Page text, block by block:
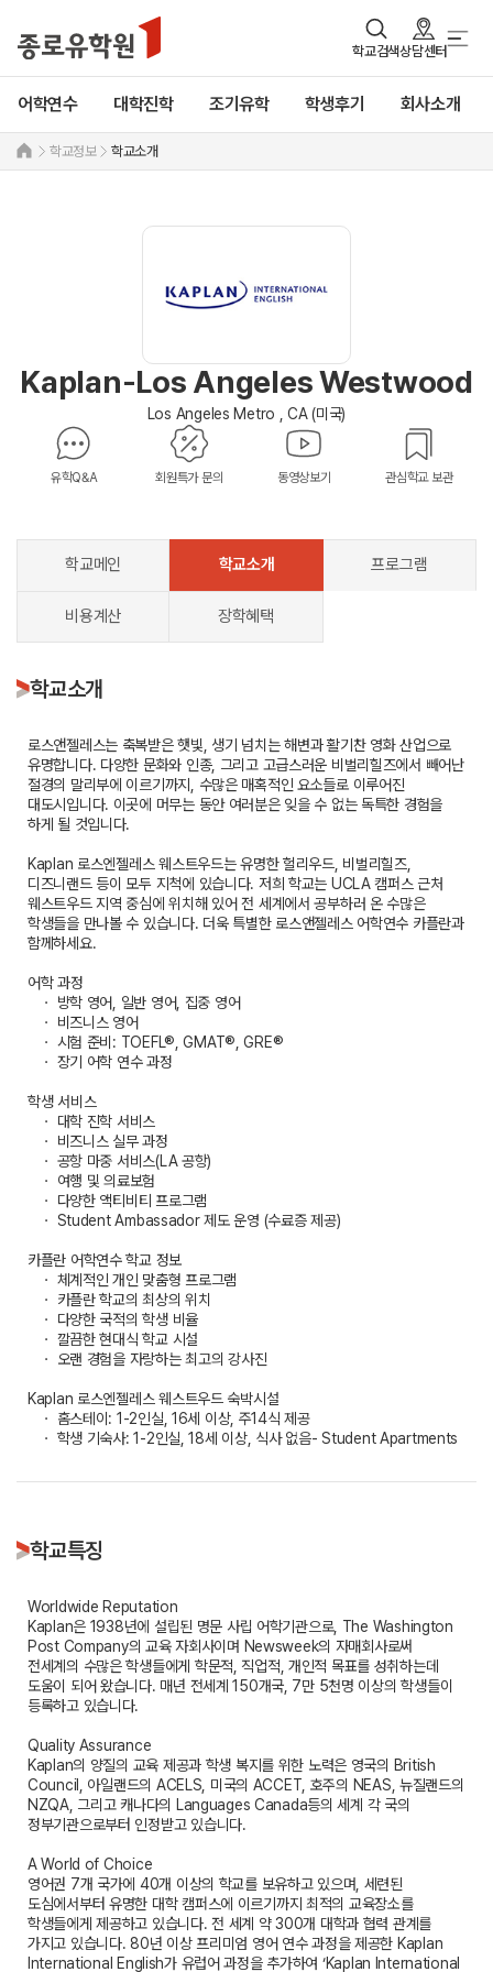
학교검색상담센터
어학연수 대학진학 조기유학 학생후기 회사소개
학교정보 학교소개
Kaplan-Los Angeles Westwood
Los Angeles Metro , CA (미국)
유학Q&A 회원특가 문의 동영상보기 관심학교 보관
학교메인 학교소개 프로그램
비용계산 장학혜택
학교소개
로스앤젤레스는 축복받은 햇빛, 생기 넘치는 해변과 활기찬 영화 산업으로
유명합니다. 다양한 문화와 인종, 그리고 고급스러운 비벌리힐즈에서 빼어난
절경의 말리부에 이르기까지, 수많은 매혹적인 요소들로 이루어진
대도시입니다. 이곳에 머무는 동안 여러분은 잊을 수 없는 독특한 경험을
하게 될 것입니다.
Kaplan 로스엔젤레스 웨스트우드는 유명한 헐리우드, 비벌리힐즈,
디즈니랜드 등이 모두 지척에 있습니다. 저희 학교는 UCLA 캠퍼스 근처
웨스트우드 지역 중심에 위치해 있어 전 세계에서 공부하러 온 수많은
학생들을 만나볼 수 있습니다. 더욱 특별한 로스앤젤레스 어학연수 카플란과
함께하세요.
어학 과정
ㆍ 방학 영어, 일반 영어, 집중 영어
ㆍ 비즈니스 영어
ㆍ 시험 준비: TOEFL®, GMAT®, GRE®
ㆍ 장기 어학 연수 과정
학생 서비스
ㆍ 대학 진학 서비스
ㆍ 비즈니스 실무 과정
ㆍ 공항 마중 서비스(LA 공항)
ㆍ 여행 및 의료보험
ㆍ 다양한 액티비티 프로그램
ㆍ Student Ambassador 제도 운영 (수료증 제공)
카플란 어학연수 학교 정보
ㆍ 체계적인 개인 맞춤형 프로그램
ㆍ 카플란 학교의 최상의 위치
ㆍ 다양한 국적의 학생 비율
ㆍ 깔끔한 현대식 학교 시설
ㆍ 오랜 경험을 자랑하는 최고의 강사진
Kaplan 로스엔젤레스 웨스트우드 숙박시설
ㆍ 홈스테이: 1-2인실, 16세 이상, 주14식 제공
ㆍ 학생 기숙사: 1-2인실, 18세 이상, 식사 없음- Student Apartments
학교특징
Worldwide Reputation
Kaplan은 1938년에 설립된 명문 사립 어학기관으로, The Washington
Post Company의 교육 자회사이며 Newsweek의 자매회사로써
전세계의 수많은 학생들에게 학문적, 직업적, 개인적 목표를 성취하는데
도움이 되어 왔습니다. 매년 전세계 150개국, 7만 5천명 이상의 학생들이
등록하고 있습니다.
Quality Assurance
Kaplan의 양질의 교육 제공과 학생 복지를 위한 노력은 영국의 British
Council, 아일랜드의 ACELS, 미국의 ACCET, 호주의 NEAS, 뉴질랜드의
NZQA, 그리고 캐나다의 Languages Canada등의 세계 각 국의
정부기관으로부터 인정받고 있습니다.
A World of Choice
영어권 7개 국가에 40개 이상의 학교를 보유하고 있으며, 세련된
도심에서부터 유명한 대학 캠퍼스에 이르기까지 최적의 교육장소를
학생들에게 제공하고 있습니다. 전 세계 약 300개 대학과 협력 관계를
가지고 있습니다. 80년 이상 프리미엄 영어 연수 과정을 제공한 Kaplan
International English가 유럽어 과정을 추가하여 ‘Kaplan International